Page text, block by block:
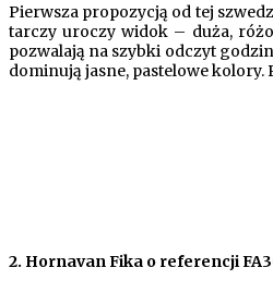
Pierwsza propozycją od tej
tarczy uroczy widok – duża,
pozwalają na szybki odczyt
dominują jasne, pastelowe
2. Hornavan Fika o referencji